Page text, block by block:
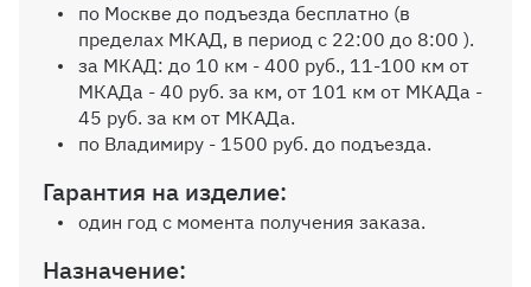
Петля с доводчиком
по Москве до подъезда бесплатно (в
пределах МКАД, в период с 22:00 до 8:00 ).
за МКАД: до 10 км - 400 руб., 11-100 км от
МКАДа - 40 руб. за км, от 101 км от МКАДа -
45 руб. за км от МКАДа.
по Владимиру - 1500 руб. до подъезда.
Гарантия на изделие:
один год с момента получения заказа.
Назначение: